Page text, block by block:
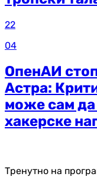
22
04
ОпенАИ
Астра:
може сам
хакерске
Тренутно на